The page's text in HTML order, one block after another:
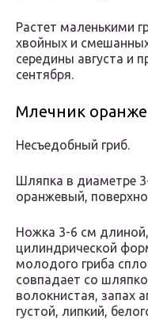
Растет маленькими
хвойных и
середины августа и
сентября.
Млечник
Несъедобный гриб.
Шляпка в диаметре
оранжевый,
Ножка 3-6 см
цилиндрической
молодого гриба
совпадает со
волокнистая, запах
густой, липкий,